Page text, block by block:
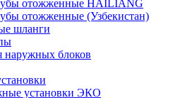
отожженные HAILIANG
отожженные (Узбекистан)
шланги
блоков
установки ЭКО